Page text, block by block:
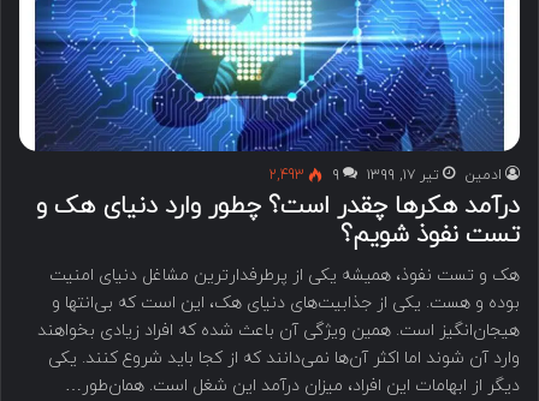
ادمین تیر ۱۷, ۱۳۹۹ ۹ 2,493
درآمد هکرها چقدر است؟ چطور وارد دنیای هک و
تست نفوذ شویم؟
هک و تست نفوذ، همیشه یکی از پرطرفدارترین مشاغل دنیای امنیت
بوده و هست. یکی از جذابیت‌های دنیای هک، این است که بی‌انتها و
هیجان‌انگیز است. همین ویژگی آن باعث شده که افراد زیادی بخواهند
وارد آن شوند اما اکثر آن‌ها نمی‌دانند که از کجا باید شروع کنند. یکی
دیگر از ابهامات این افراد، میزان درآمد این شغل است. همان‌طور…